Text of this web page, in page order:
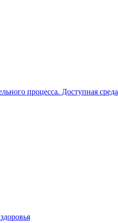
процесса. Доступная среда